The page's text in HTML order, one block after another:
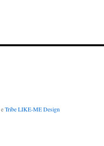
eTribe LIKE-ME Design